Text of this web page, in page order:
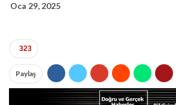
Oca 29, 2025
323
Paylaş